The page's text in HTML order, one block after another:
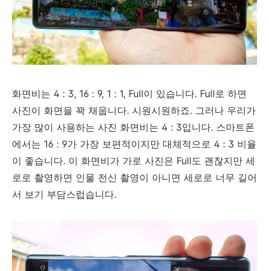
화면비는 4 : 3, 16 : 9, 1 : 1, Full이 있습니다. Full로 하면
사진이 화면을 꽉 채웁니다. 시원시원하죠. 그러나 우리가
가장 많이 사용하는 사진 화면비는 4 : 3입니다. 스마트폰
에서는 16 : 9가 가장 보편적이지만 대체적으로 4 : 3 비율
이 좋습니다. 이 화면비가 가로 사진은 Full도 괜찮지만 세
로로 촬영하면 인물 전신 촬영이 아니면 세로로 너무 길어
서 보기 부담스럽습니다.